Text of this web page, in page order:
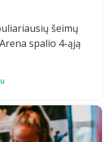
šeimų
spalio 4-ąją